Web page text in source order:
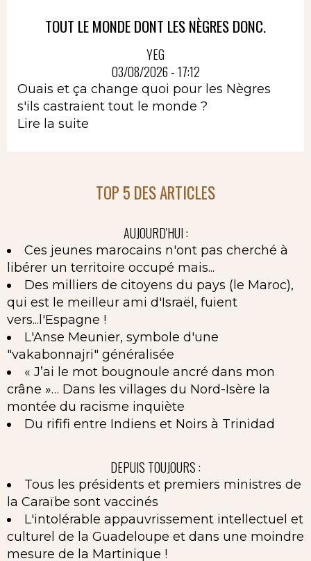
TOUT LE MONDE DONT LES NÈGRES DONC.
YEG
03/08/2026 - 17:12
Ouais et ça change quoi pour les Nègres
s'ils castraient tout le monde ?
Lire la suite
TOP 5 DES ARTICLES
AUJOURD'HUI :
Ces jeunes marocains n'ont pas cherché à
libérer un territoire occupé mais...
Des milliers de citoyens du pays (le Maroc),
qui est le meilleur ami d'Israël, fuient
vers...l'Espagne !
L'Anse Meunier, symbole d'une
"vakabonnajri" généralisée
« J’ai le mot bougnoule ancré dans mon
crâne »… Dans les villages du Nord-Isère la
montée du racisme inquiète
Du rififi entre Indiens et Noirs à Trinidad
DEPUIS TOUJOURS :
Tous les présidents et premiers ministres de
la Caraïbe sont vaccinés
L'intolérable appauvrissement intellectuel et
culturel de la Guadeloupe et dans une moindre
mesure de la Martinique !